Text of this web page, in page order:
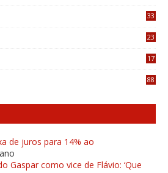
33
23
17
88
de juros para 14% ao
Gaspar como vice de Flávio: ‘Que